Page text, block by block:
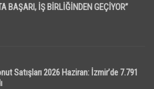
BAŞARI, İŞ BİRLİĞİNDEN GEÇİYOR”
Satışları 2026 Haziran: İzmir’de 7.791